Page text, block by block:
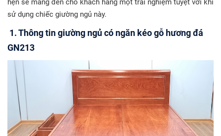
hẹn sẽ mang đến cho khách hàng một trải nghiệm tuyệt vời khi
sử dụng chiếc giường ngủ này.
1. Thông tin giường ngủ có ngăn kéo gỗ hương đá
GN213